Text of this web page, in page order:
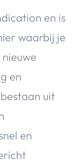
Huis & Tuin
en is
waarbij je
en
uit
en